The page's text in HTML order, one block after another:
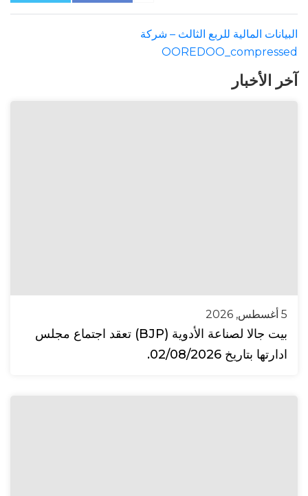
البيانات المالية للربع الثالث – شركة
OOREDOO_compressed
آخر الأخبار
5 أغسطس, 2026
بيت جالا لصناعة الأدوية (BJP) تعقد اجتماع مجلس
ادارتها بتاريخ 02/08/2026.